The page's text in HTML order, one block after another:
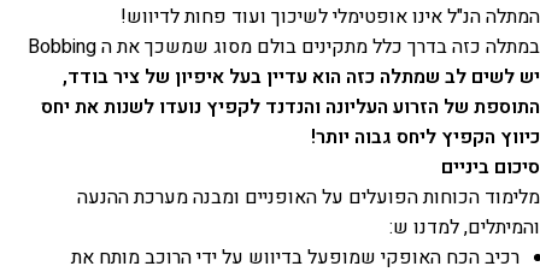
המתלה הנ"ל אינו אופטימלי לשיכוך ועוד פחות לדיווש!
במתלה כזה בדרך כלל מתקינים בולם מסוג שמשכך את ה Bobbing
יש לשים לב שמתלה כזה הוא עדיין בעל איפיון של ציר בודד,
התוספת של הזרוע העליונה והנדנד לקפיץ נועדו לשנות את יחס
כיווץ הקפיץ ליחס גבוה יותר!
סיכום ביניים
מלימוד הכוחות הפועלים על האופניים ומבנה מערכת ההנעה
והמיתלים, למדנו ש:
רכיב הכח האופקי שמופעל בדיווש על ידי הרוכב מותח את